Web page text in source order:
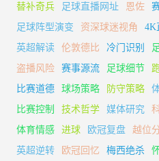
替补奇兵
足球直播网址 恩佐
足球阵型演变
资深球迷视角 4K
英超解读
伦敦德比 冷门识别
盗播风险
赛事源流 足球细节
比赛道德
球场策略 防守策略
比赛控制
技术哲学 媒体研究
体育情感
进球 欧冠复盘 越位
英超逆转
欧冠回忆 梅西绝杀